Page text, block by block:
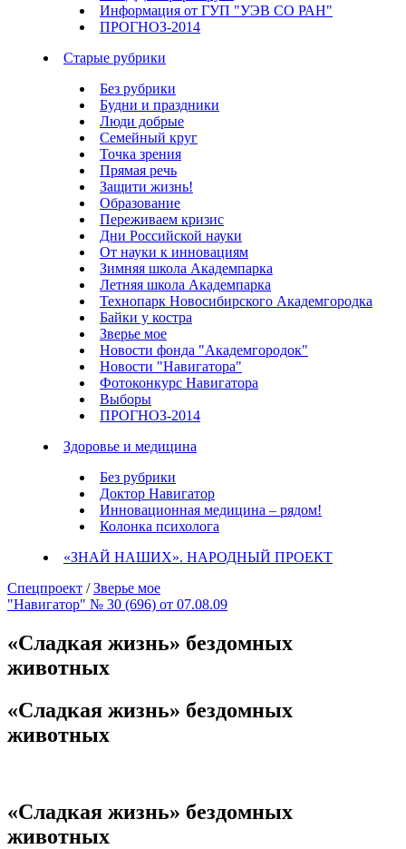
Информация от ГУП "УЭВ СО РАН"
ПРОГНОЗ-2014
Старые рубрики
Без рубрики
Будни и праздники
Люди добрые
Семейный круг
Точка зрения
Прямая речь
Защити жизнь!
Образование
Переживаем кризис
Дни Российской науки
От науки к инновациям
Зимняя школа Академпарка
Летняя школа Академпарка
Технопарк Новосибирского Академгородка
Байки у костра
Зверье мое
Новости фонда "Академгородок"
Новости "Навигатора"
Фотоконкурс Навигатора
Выборы
ПРОГНОЗ-2014
Здоровье и медицина
Без рубрики
Доктор Навигатор
Инновационная медицина – рядом!
Колонка психолога
«ЗНАЙ НАШИХ». НАРОДНЫЙ ПРОЕКТ
Спецпроект /Зверье мое
"Навигатор" № 30 (696) от 07.08.09
«Сладкая жизнь» бездомных
животных
«Сладкая жизнь» бездомных
животных
«Сладкая жизнь» бездомных
животных